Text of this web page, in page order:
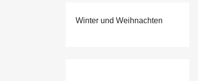
Winter und Weihnachten